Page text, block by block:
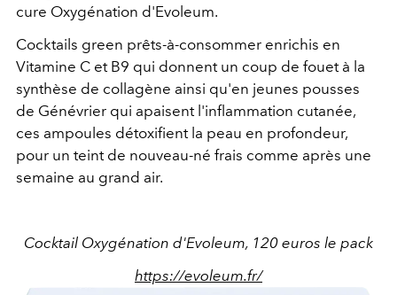
cure Oxygénation d'Evoleum.
Cocktails green prêts-à-consommer enrichis en
Vitamine C et B9 qui donnent un coup de fouet à la
synthèse de collagène ainsi qu'en jeunes pousses
de Génévrier qui apaisent l'inflammation cutanée,
ces ampoules détoxifient la peau en profondeur,
pour un teint de nouveau-né frais comme après une
semaine au grand air.
Cocktail Oxygénation d'Evoleum, 120 euros le pack
https://evoleum.fr/